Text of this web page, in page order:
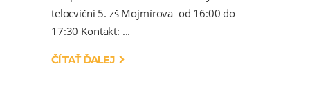
telocvični 5. zš Mojmírova od 16:00 do
17:30 Kontakt:
ČÍTAŤ ĎALEJ